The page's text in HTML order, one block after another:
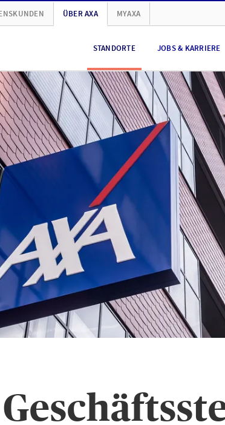
ÜBER AXA MYAXA
STANDORTE JOBS & KARRIERE